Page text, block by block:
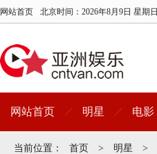
网站首页 北京时间： 2026年8月9日 星期日
网站首页 明星 电影
当前位置： 首页 > 明星 >